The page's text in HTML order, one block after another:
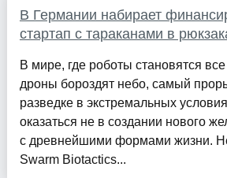
В Германии набирает
стартап с тараканами в
В мире, где роботы становятся
дроны бороздят небо, самый
разведке в экстремальных
оказаться не в создании нового
с древнейшими формами жизни.
Swarm Biotactics...